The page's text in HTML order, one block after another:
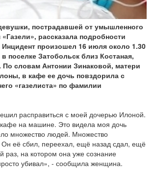
пострадавшей от умышленного
рассказала подробности
произошел 16 июля около 1.30
поселке Затобольск близ Костаная,
. По словам Антонии Зинаковой, матери
в кафе ее дочь повздорила с
«газелиста» по фамилии
расправиться с моей дочерью Илоной.
на машине. Это видела моя дочь
множество людей. Множество
Он её сбил, переехал, ещё назад сдал, ещё
раз, на котором она уже сознание
убивал», - сообщила женщина.